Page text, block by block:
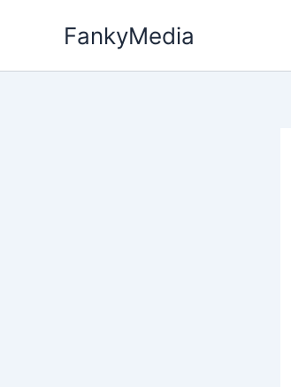
FankyMedia